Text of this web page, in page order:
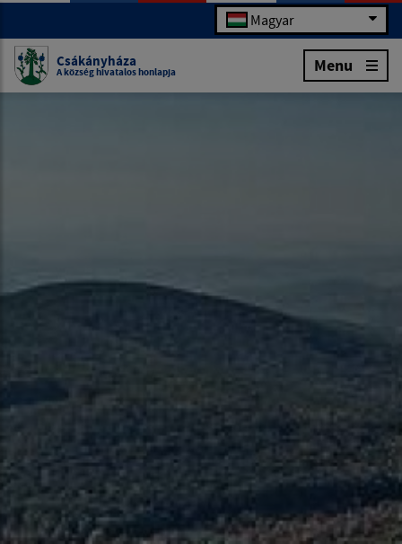
Magyar
Csákányháza
A község hivatalos honlapja Menu